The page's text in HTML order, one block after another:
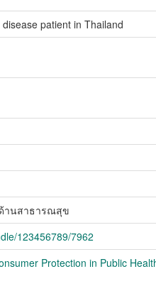
patient in Thailand
านสาธารณสุข
123456789/7962
Protection in Public